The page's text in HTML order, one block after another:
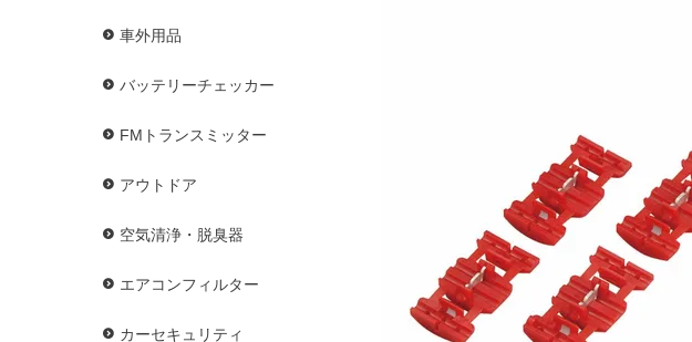
車外用品
バッテリーチェッカー
FMトランスミッター
アウトドア
空気清浄・脱臭器
エアコンフィルター
カーセキュリティ